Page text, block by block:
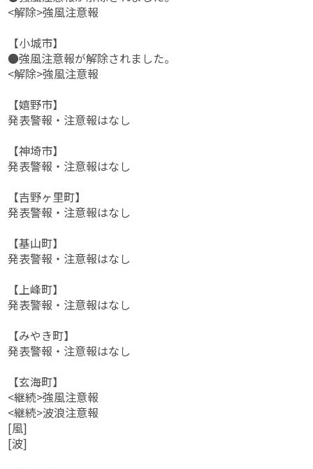
<解除>強風注意報
【小城市】
●強風注意報が解除されました。
<解除>強風注意報
【嬉野市】
発表警報・注意報はなし
【神埼市】
発表警報・注意報はなし
【吉野ヶ里町】
発表警報・注意報はなし
【基山町】
発表警報・注意報はなし
【上峰町】
発表警報・注意報はなし
【みやき町】
発表警報・注意報はなし
【玄海町】
<継続>強風注意報
<継続>波浪注意報
[風]
[波]